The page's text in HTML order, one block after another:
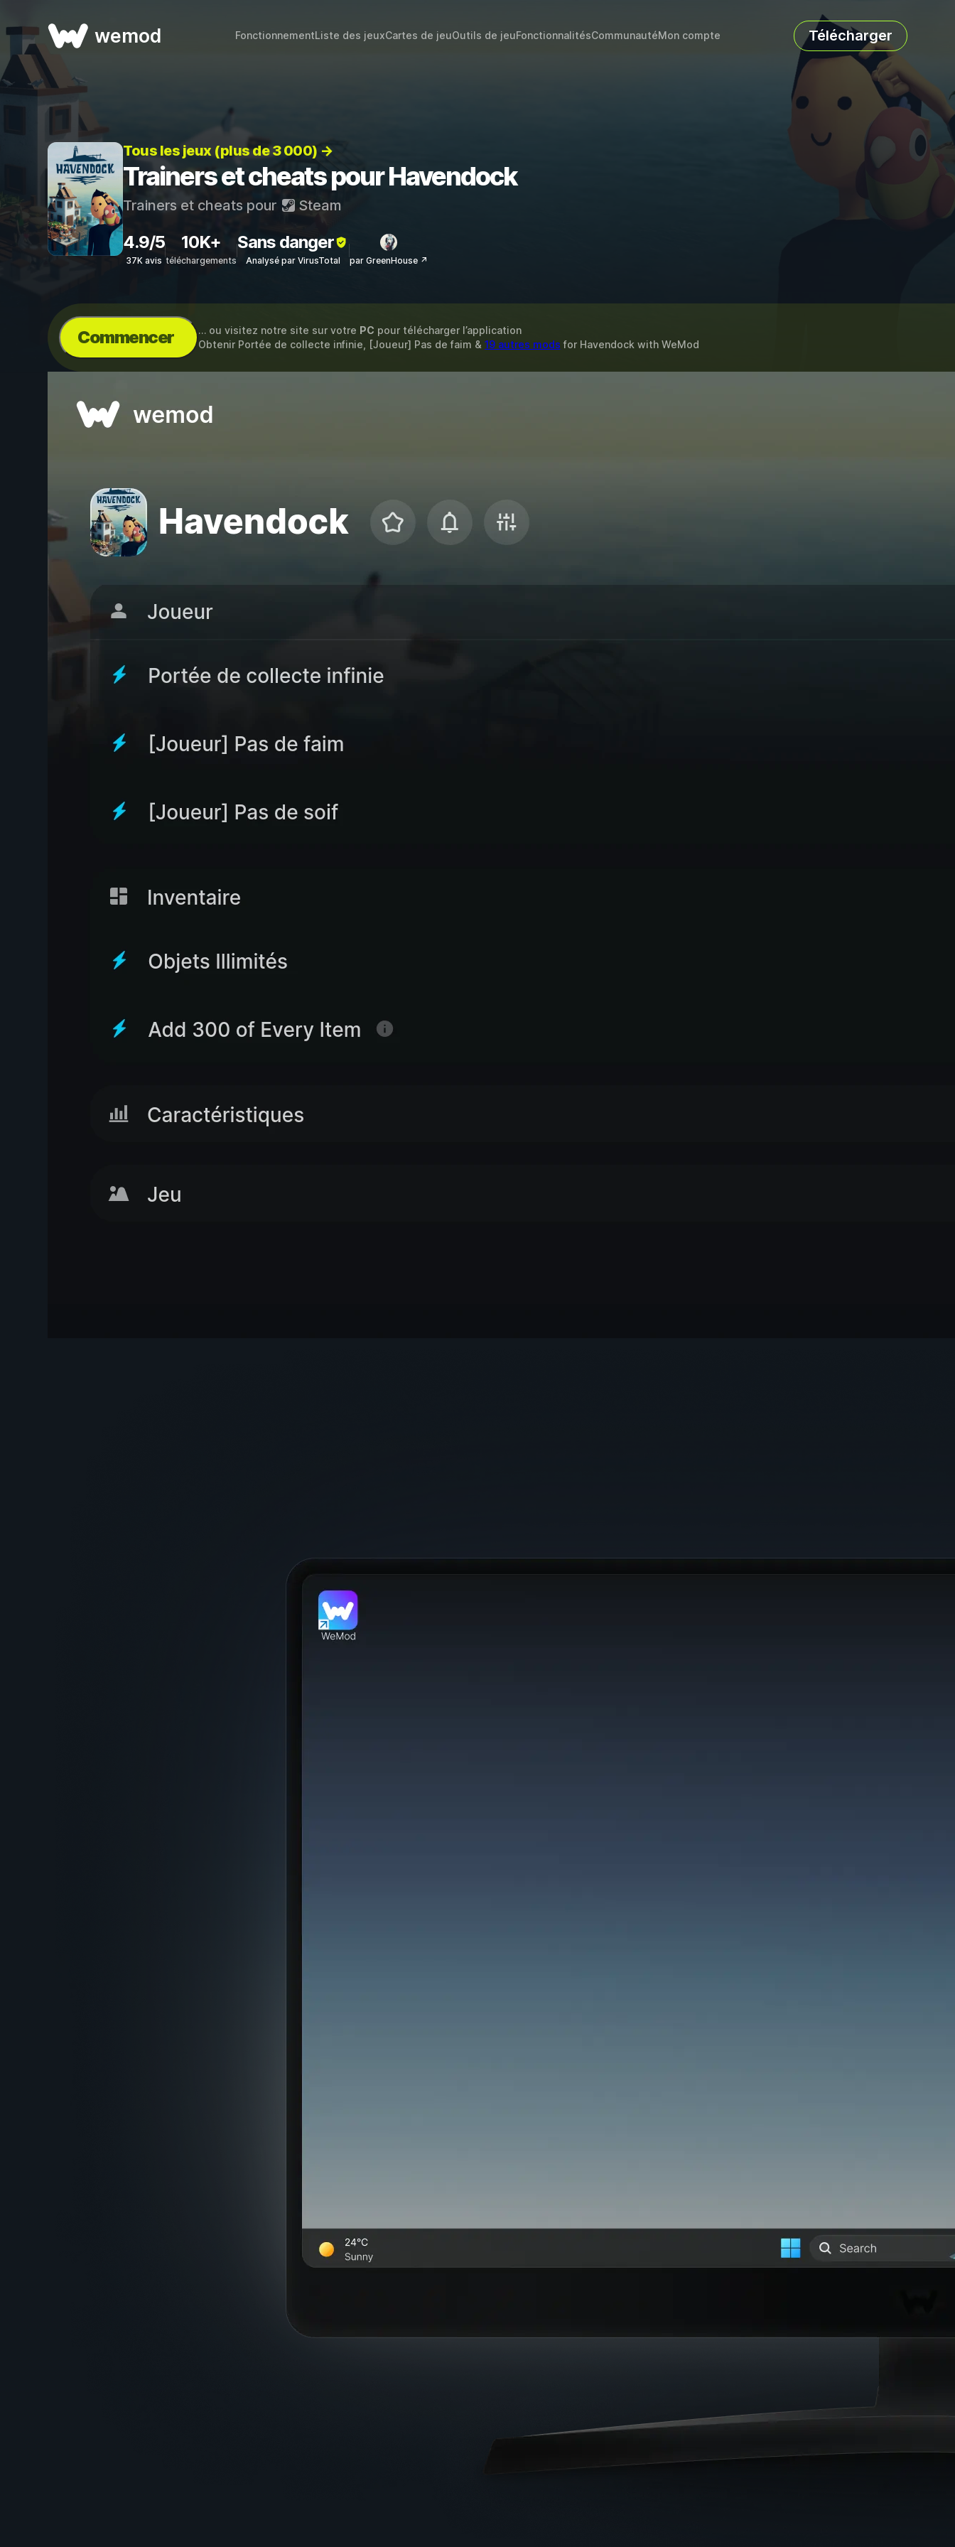
wemod FonctionnementListe des jeuxCartes de jeuOutils de jeuFonctionnalitésCommunautéMon compte Télécharger
Tous les jeux (plus de 3 000) →
Trainers et cheats pour Havendock
Trainers et cheats pour Steam
4.9/5
37K avis
10K+
téléchargements
Sans danger
Analysé par VirusTotal par GreenHouse ↗
Commencer … ou visitez notre site sur votre PC pour télécharger l’application
Obtenir Portée de collecte infinie, [Joueur] Pas de faim & 19 autres mods for Havendock with WeMod